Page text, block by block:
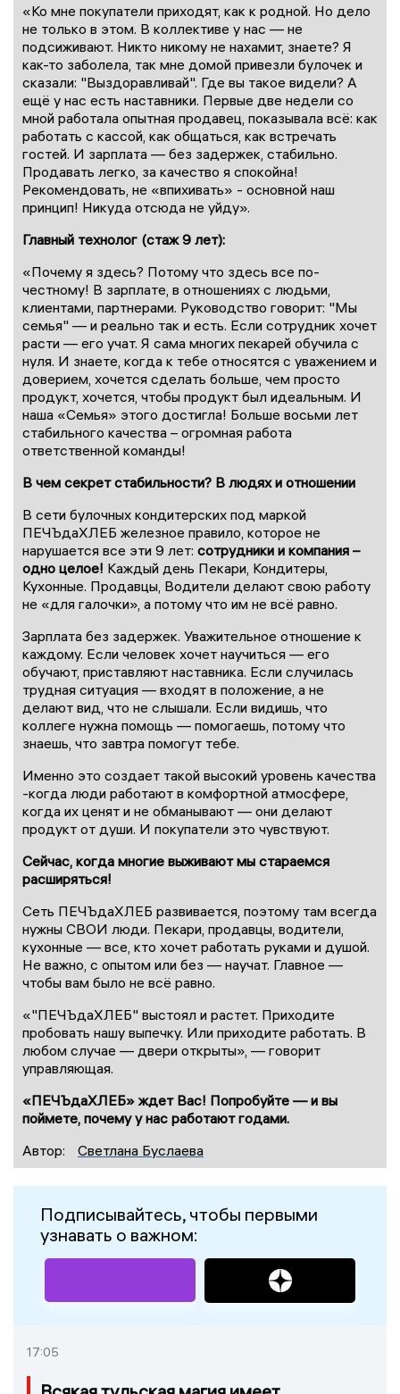
«Ко мне покупатели приходят, как к родной. Но дело
не только в этом. В коллективе у нас — не
подсиживают. Никто никому не нахамит, знаете? Я
как-то заболела, так мне домой привезли булочек и
сказали: "Выздоравливай". Где вы такое видели? А
ещё у нас есть наставники. Первые две недели со
мной работала опытная продавец, показывала всё: как
работать с кассой, как общаться, как встречать
гостей. И зарплата — без задержек, стабильно.
Продавать легко, за качество я спокойна!
Рекомендовать, не «впихивать» - основной наш
принцип! Никуда отсюда не уйду».
Главный технолог (стаж 9 лет):
«Почему я здесь? Потому что здесь все по-
честному! В зарплате, в отношениях с людьми,
клиентами, партнерами. Руководство говорит: "Мы
семья" — и реально так и есть. Если сотрудник хочет
расти — его учат. Я сама многих пекарей обучила с
нуля. И знаете, когда к тебе относятся с уважением и
доверием, хочется сделать больше, чем просто
продукт, хочется, чтобы продукт был идеальным. И
наша «Семья» этого достигла! Больше восьми лет
стабильного качества – огромная работа
ответственной команды!
В чем секрет стабильности? В людях и отношении
В сети булочных кондитерских под маркой
ПЕЧЪдаХЛЕБ железное правило, которое не
нарушается все эти 9 лет: сотрудники и компания –
одно целое! Каждый день Пекари, Кондитеры,
Кухонные. Продавцы, Водители делают свою работу
не «для галочки», а потому что им не всё равно.
Зарплата без задержек. Уважительное отношение к
каждому. Если человек хочет научиться — его
обучают, приставляют наставника. Если случилась
трудная ситуация — входят в положение, а не
делают вид, что не слышали. Если видишь, что
коллеге нужна помощь — помогаешь, потому что
знаешь, что завтра помогут тебе.
Именно это создает такой высокий уровень качества
-когда люди работают в комфортной атмосфере,
когда их ценят и не обманывают — они делают
продукт от души. И покупатели это чувствуют.
Сейчас, когда многие выживают мы стараемся
расширяться!
Сеть ПЕЧЪдаХЛЕБ развивается, поэтому там всегда
нужны СВОИ люди. Пекари, продавцы, водители,
кухонные — все, кто хочет работать руками и душой.
Не важно, с опытом или без — научат. Главное —
чтобы вам было не всё равно.
«"ПЕЧЪдаХЛЕБ" выстоял и растет. Приходите
пробовать нашу выпечку. Или приходите работать. В
любом случае — двери открыты», — говорит
управляющая.
«ПЕЧЪдаХЛЕБ» ждет Вас! Попробуйте — и вы
поймете, почему у нас работают годами.
Автор:
Светлана Буслаева
Подписывайтесь, чтобы первыми
узнавать о важном:
17:05